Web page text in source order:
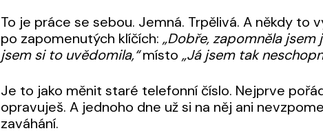
To je práce se sebou. Jemná. Trpělivá. A někdy to
po zapomenutých klíčích: „Dobře, zapomněla
jsem si to uvědomila,“místo„Já jsem tak
Je to jako měnit staré telefonní číslo. Nejprve
opravuješ. A jednoho dne už si na něj ani
zaváhání.